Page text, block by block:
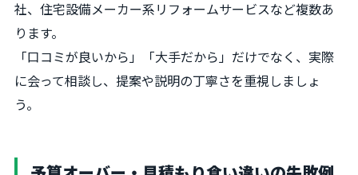
社、住宅設備メーカー系リフォームサービスなど複数あ
ります。
「口コミが良いから」「大手だから」だけでなく、実際
に会って相談し、提案や説明の丁寧さを重視しましょ
う。